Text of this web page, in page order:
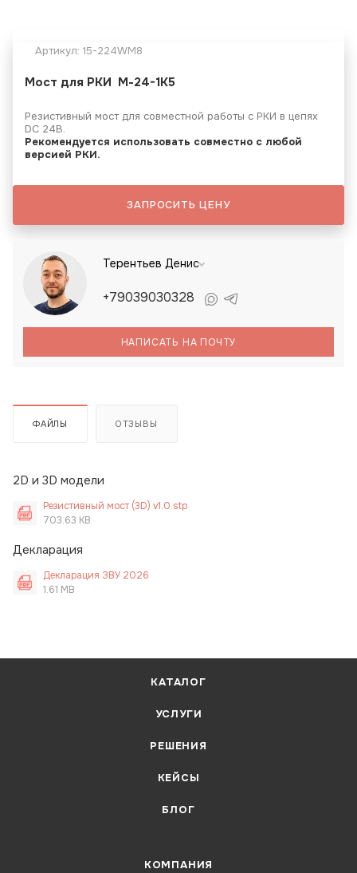
Артикул: 15-224WM8
Мост для РКИ М-24-1K5
Резистивный мост для совместной работы с РКИ в цепях
DC 24В.
Рекомендуется использовать совместно с любой
версией РКИ.
ЗАПРОСИТЬ ЦЕНУ
Терентьев Денис
+79039030328
НАПИСАТЬ НА ПОЧТУ
ФАЙЛЫ ОТЗЫВЫ
2D и 3D модели
Резистивный мост (3D) v1.0.stp
703.63 KB
Декларация
Декларация ЗВУ 2026
1.61 MB
КАТАЛОГ
УСЛУГИ
РЕШЕНИЯ
КЕЙСЫ
БЛОГ
КОМПАНИЯ